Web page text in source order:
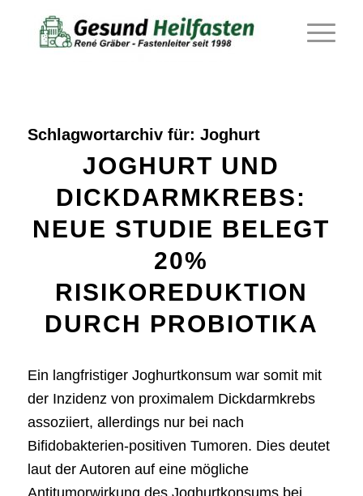
Schlagwortarchiv für: Joghurt
JOGHURT UND
DICKDARMKREBS:
NEUE STUDIE BELEGT
20%
RISIKOREDUKTION
DURCH PROBIOTIKA
Ein langfristiger Joghurtkonsum war somit mit
der Inzidenz von proximalem Dickdarmkrebs
assoziiert, allerdings nur bei nach
Bifidobakterien-positiven Tumoren. Dies deutet
laut der Autoren auf eine mögliche